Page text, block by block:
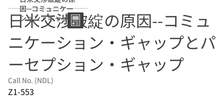
因--コミュニケー
ション・ギャップ
とパーセプショ
ン・ギャップ
日米交渉破綻の原因--コミュ
ニケーション・ギャップとパ
ーセプション・ギャップ
Call No. (NDL)
Z1-553